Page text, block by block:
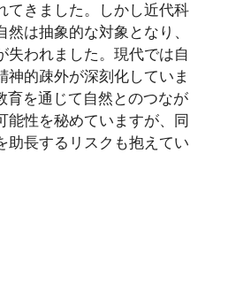
てきました。しかし近代科
は抽象的な対象となり、
失われました。現代では自
神的疎外が深刻化していま
育を通じて自然とのつなが
能性を秘めていますが、同
助長するリスクも抱えてい